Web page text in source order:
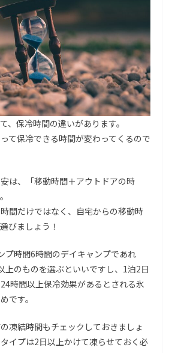
、保冷時間の違いがあります。
て保冷できる時間が変わってくるので
は、「移動時間＋アウトドアの時
間だけではなく、自宅からの移動時
びましょう！
プ時間6時間のデイキャンプであれ
上のものを選ぶといいですし、1泊2日
時間以上保冷効果があるとされる氷
です。
凍結時間もチェックしておきましょ
イプは2日以上かけて凍らせておく必